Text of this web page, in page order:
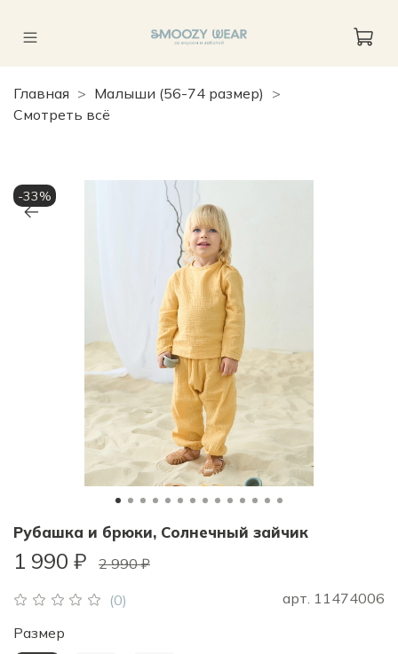
Главная
Малыши (56-74 размер)
Смотреть всё
-33%
(0) арт. 11474006
Рубашка и брюки, Солнечный зайчик
1 990 ₽ 2 990 ₽
Размер